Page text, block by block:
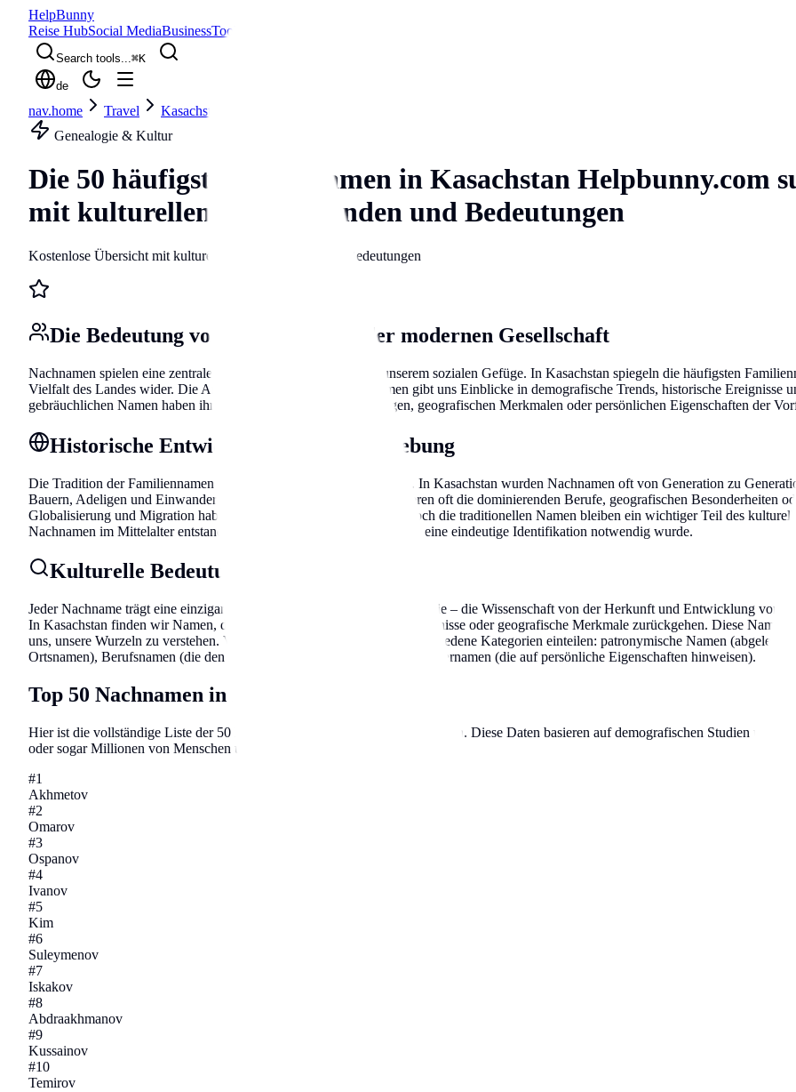
HelpBunny
Reise HubSocial MediaBusinessTools
Search tools...⌘K
de
nav.home Travel Kasachstan
Genealogie & Kultur
Die 50 häufigsten Nachnamen in Kasachstan Helpbunny.com
mit kulturellen Hintergründen und Bedeutungen
Kostenlose Übersicht mit kulturellen Hintergründen und Bedeutungen
Die Bedeutung von Nachnamen in der modernen Gesellschaft
Nachnamen spielen eine zentrale Rolle in unserer Identität und unserem sozialen Gefüge. In Kasachstan spiegeln die häufigsten
Vielfalt des Landes wider. Die Analyse der beliebtesten Nachnamen gibt uns Einblicke in demografische Trends, historische Ereignisse
gebräuchlichen Namen haben ihre Wurzeln in Berufsbezeichnungen, geografischen Merkmalen oder persönlichen Eigenschaften der
Historische Entwicklung der Namensgebung
Die Tradition der Familiennamen entwickelte sich über Jahrhunderte. In Kasachstan wurden Nachnamen oft von Generation zu
Bauern, Adeligen und Einwanderern. Die häufigsten Namen reflektieren oft die dominierenden Berufe, geografischen Besonderheiten
Globalisierung und Migration haben sich Namensmuster verändert, doch die traditionellen Namen bleiben ein wichtiger Teil des
Nachnamen im Mittelalter entstanden, als die Bevölkerung wuchs und eine eindeutige Identifikation notwendig wurde.
Kulturelle Bedeutung und Etymologie
Jeder Nachname trägt eine einzigartige Geschichte in sich. Die Etymologie – die Wissenschaft von der Herkunft und Entwicklung von
In Kasachstan finden wir Namen, die auf alte Sprachen, historische Ereignisse oder geografische Merkmale zurückgehen. Diese
uns, unsere Wurzeln zu verstehen. Viele Nachnamen lassen sich in verschiedene Kategorien einteilen: patronymische Namen
Ortsnamen), Berufsnamen (die den Beruf des Vorfahren angeben) und Übernamen (die auf persönliche Eigenschaften hinweisen).
Top 50 Nachnamen in Kasachstan
Hier ist die vollständige Liste der 50 häufigsten Familiennamen in Kasachstan. Diese Daten basieren auf demografischen Studien und
oder sogar Millionen von Menschen und ihre Familiengeschichten.
#1
Akhmetov
#2
Omarov
#3
Ospanov
#4
Ivanov
#5
Kim
#6
Suleymenov
#7
Iskakov
#8
Abdraakhmanov
#9
Kussainov
#10
Temirov